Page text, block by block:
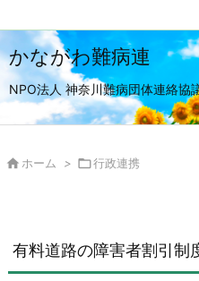
かながわ難病連
NPO法人 神奈川難病団体連絡協
 ホーム > 行政連携
有料道路の障害者割引制